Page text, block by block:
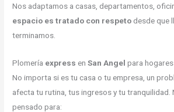
Nos adaptamos a casas, departamentos,
espacio es tratado con respeto desde que
terminamos.
Plomería express enSan Angelpara
No importa si es tu casa o tu empresa, un
afecta tu rutina, tus ingresos y tu tranquilidad.
pensado para: